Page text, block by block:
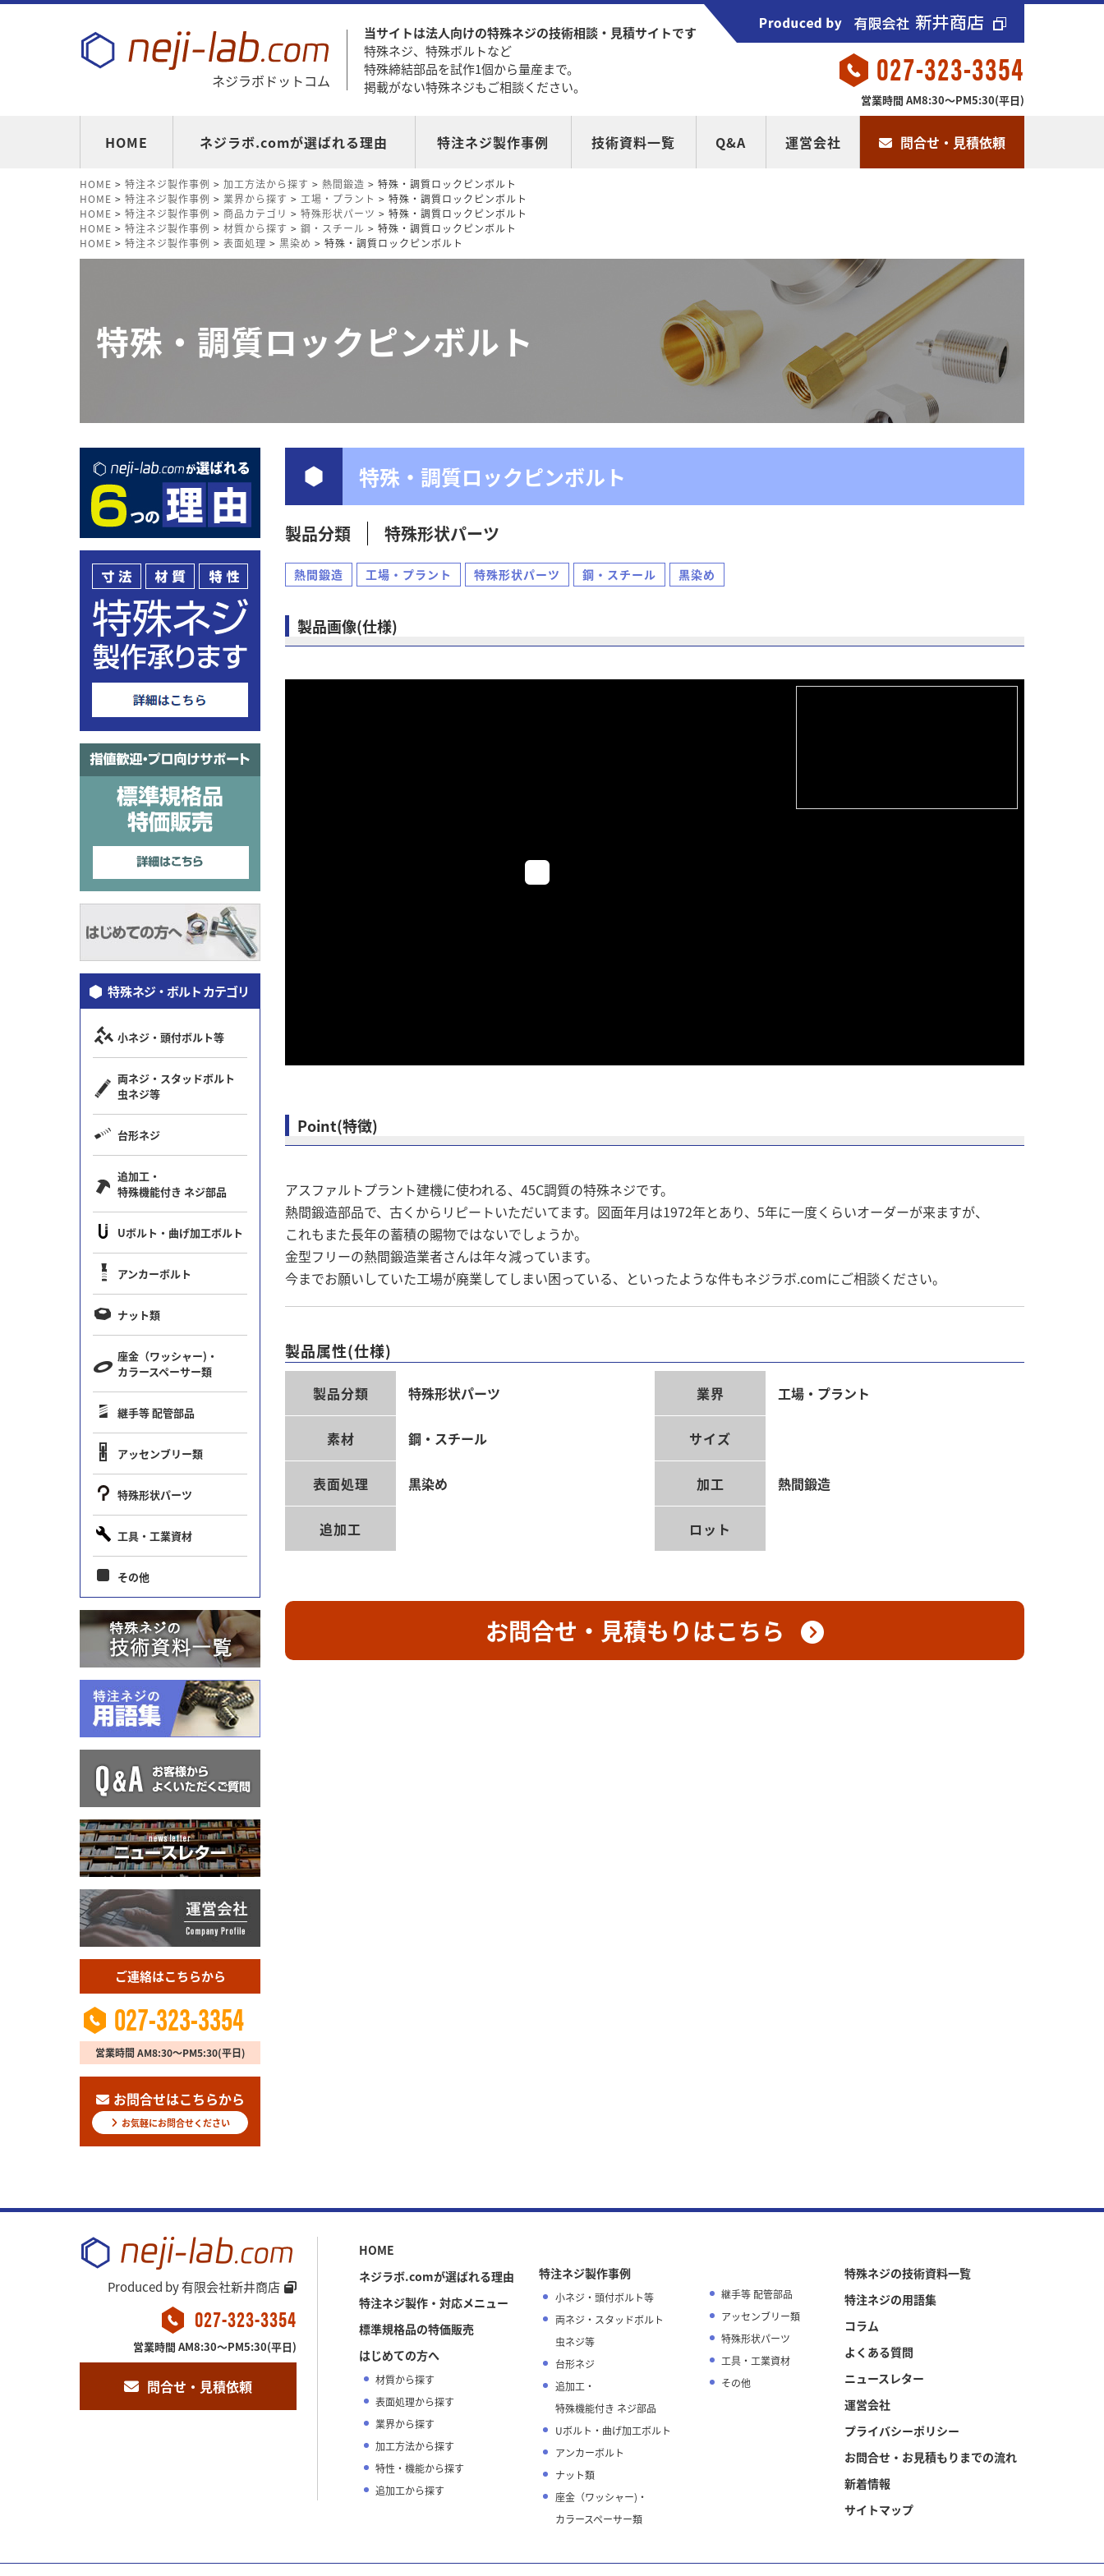
ネジラボドットコム
当サイトは法人向けの特殊ネジの技術相談・見積サイトです
特殊ネジ、特殊ボルトなど
特殊締結部品を試作1個から量産まで。
掲載がない特殊ネジもご相談ください。
027-323-3354
営業時間 AM8:30～PM5:30(平日)
HOME ネジラボ.comが選ばれる理由 特注ネジ製作事例 技術資料一覧 Q&A 運営会社 問合せ・見積依頼
HOME > 特注ネジ製作事例 > 加工方法から探す > 熱間鍛造 > 特殊・調質ロックピンボルト
HOME > 特注ネジ製作事例 > 業界から探す > 工場・プラント > 特殊・調質ロックピンボルト
HOME > 特注ネジ製作事例 > 商品カテゴリ > 特殊形状パーツ > 特殊・調質ロックピンボルト
HOME > 特注ネジ製作事例 > 材質から探す > 鋼・スチール > 特殊・調質ロックピンボルト
HOME > 特注ネジ製作事例 > 表面処理 > 黒染め > 特殊・調質ロックピンボルト
特殊・調質ロックピンボルト
特殊・調質ロックピンボルト
製品分類 特殊形状パーツ
熱間鍛造 工場・プラント 特殊形状パーツ 鋼・スチール 黒染め
製品画像(仕様)
Point(特徴)
アスファルトプラント建機に使われる、45C調質の特殊ネジです。
熱間鍛造部品で、古くからリピートいただいてます。図面年月は1972年とあり、5年に一度くらいオーダーが来ますが、
これもまた長年の蓄積の賜物ではないでしょうか。
金型フリーの熱間鍛造業者さんは年々減っています。
今までお願いしていた工場が廃業してしまい困っている、といったような件もネジラボ.comにご相談ください。
製品属性(仕様)
製品分類 特殊形状パーツ 業界 工場・プラント
素材 鋼・スチール サイズ
表面処理 黒染め 加工 熱間鍛造
追加工 ロット
お問合せ・見積もりはこちら
特殊ネジ・ボルト カテゴリ
小ネジ・頭付ボルト等
両ネジ・スタッドボルト
虫ネジ等
台形ネジ
追加工・
特殊機能付き ネジ部品
Uボルト・曲げ加工ボルト
アンカーボルト
ナット類
座金（ワッシャー)・
カラースペーサー類
継手等 配管部品
アッセンブリー類
特殊形状パーツ
工具・工業資材
その他
ご連絡はこちらから
027-323-3354
営業時間 AM8:30～PM5:30(平日)
お問合せはこちらから
お気軽にお問合せください
Produced by有限会社新井商店
027-323-3354
営業時間 AM8:30～PM5:30(平日)
問合せ・見積依頼
HOME
ネジラボ.comが選ばれる理由
特注ネジ製作・対応メニュー
標準規格品の特価販売
はじめての方へ
材質から探す
表面処理から探す
業界から探す
加工方法から探す
特性・機能から探す
追加工から探す
特注ネジ製作事例
小ネジ・頭付ボルト等
両ネジ・スタッドボルト
虫ネジ等
台形ネジ
追加工・
特殊機能付き ネジ部品
Uボルト・曲げ加工ボルト
アンカーボルト
ナット類
座金（ワッシャー)・
カラースペーサー類
継手等 配管部品
アッセンブリー類
特殊形状パーツ
工具・工業資材
その他
特殊ネジの技術資料一覧
特注ネジの用語集
コラム
よくある質問
ニュースレター
運営会社
プライバシーポリシー
お問合せ・お見積もりまでの流れ
新着情報
サイトマップ